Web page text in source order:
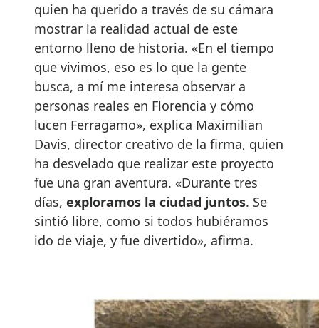
quien ha querido a través de su cámara
mostrar la realidad actual de este
entorno lleno de historia. «En el tiempo
que vivimos, eso es lo que la gente
busca, a mí me interesa observar a
personas reales en Florencia y cómo
lucen Ferragamo», explica Maximilian
Davis, director creativo de la firma, quien
ha desvelado que realizar este proyecto
fue una gran aventura. «Durante tres
días, exploramos la ciudad juntos. Se
sintió libre, como si todos hubiéramos
ido de viaje, y fue divertido», afirma.